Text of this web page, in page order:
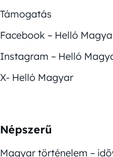
Támogatás
Facebook – Helló
Instagram – Helló
X- Helló Magyar
Népszerű
Magyar történelem –